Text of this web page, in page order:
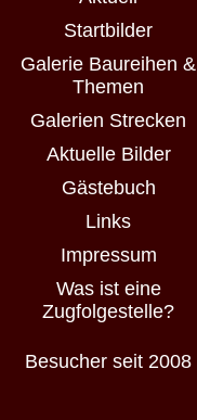
Startbilder
Galerie Baureihen &
Themen
Galerien Strecken
Aktuelle Bilder
Gästebuch
Links
Impressum
Was ist eine
Zugfolgestelle?
Besucher seit 2008